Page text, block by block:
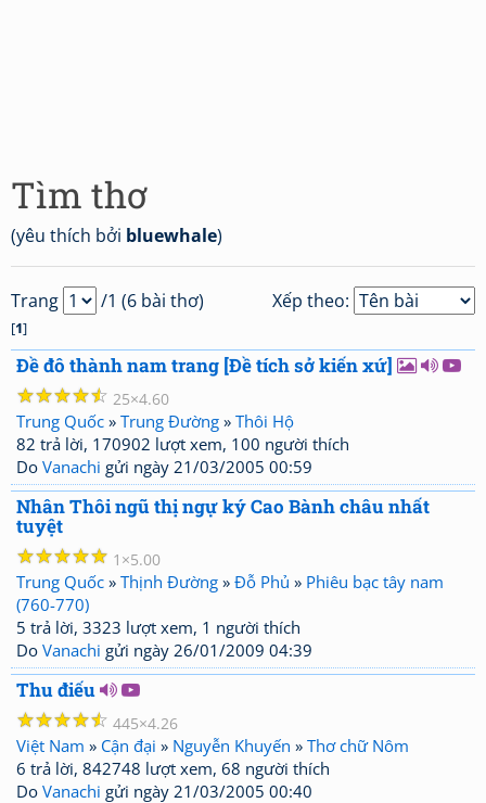
Tìm thơ
(yêu thích bởi bluewhale)
Xếp theo:
Trang /1 (6 bài thơ)
[1]
Đề đô thành nam trang [Đề tích sở kiến xứ]
☆
☆
☆
☆
☆ 25 4.60
Trung Quốc » Trung Đường » Thôi Hộ
82 trả lời, 170902 lượt xem, 100 người thích
Do Vanachi gửi ngày 21/03/2005 00:59
Nhân Thôi ngũ thị ngự ký Cao Bành châu nhất
tuyệt
☆
☆
☆
☆
☆ 1 5.00
Trung Quốc » Thịnh Đường » Đỗ Phủ » Phiêu bạc tây nam
(760-770)
5 trả lời, 3323 lượt xem, 1 người thích
Do Vanachi gửi ngày 26/01/2009 04:39
Thu điếu
☆
☆
☆
☆
☆ 445 4.26
Việt Nam » Cận đại » Nguyễn Khuyến » Thơ chữ Nôm
6 trả lời, 842748 lượt xem, 68 người thích
Do Vanachi gửi ngày 21/03/2005 00:40